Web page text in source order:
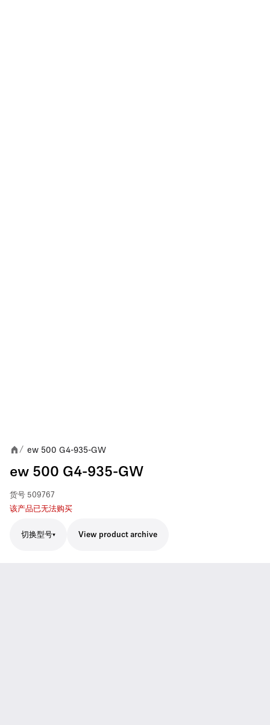
/ ew 500 G4-935-GW
ew 500 G4-935-GW
货号 509767
该产品已无法购买
切换型号 View product archive